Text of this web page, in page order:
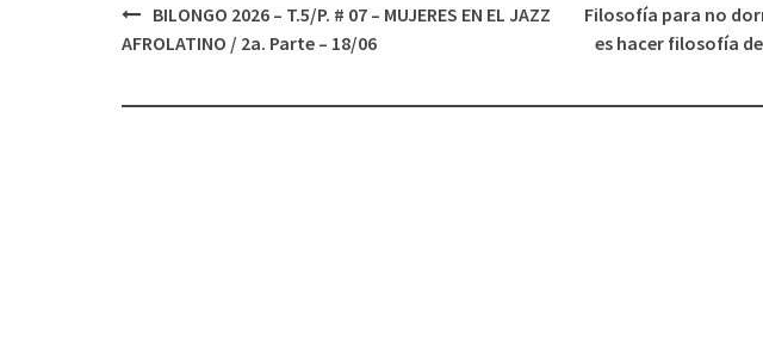
Navegación
BILONGO 2026 – T.5/P. # 07 – MUJERES EN EL JAZZ
AFROLATINO / 2a. Parte – 18/06
Filosofía para no
es hacer filosofía